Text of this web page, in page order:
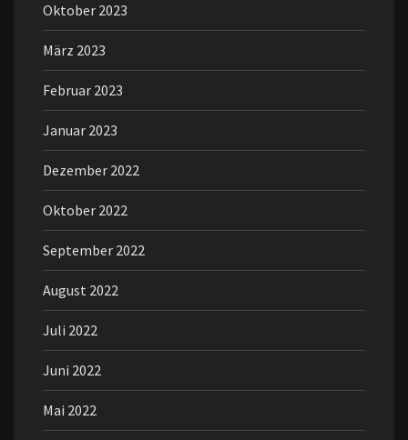
Oktober 2023
März 2023
Februar 2023
Januar 2023
Dezember 2022
Oktober 2022
September 2022
August 2022
Juli 2022
Juni 2022
Mai 2022